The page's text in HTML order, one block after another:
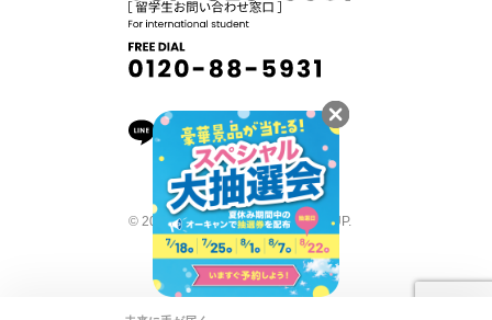
© 2026 ANABUKI COLLEGE GROUP.